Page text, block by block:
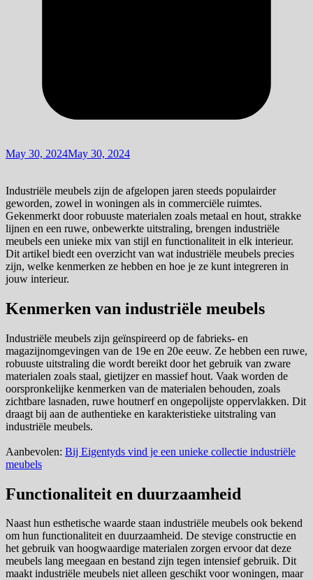
May 30, 2024May 30, 2024
Industriële meubels zijn de afgelopen jaren steeds populairder
geworden, zowel in woningen als in commerciële ruimtes.
Gekenmerkt door robuuste materialen zoals metaal en hout, strakke
lijnen en een ruwe, onbewerkte uitstraling, brengen industriële
meubels een unieke mix van stijl en functionaliteit in elk interieur.
Dit artikel biedt een overzicht van wat industriële meubels precies
zijn, welke kenmerken ze hebben en hoe je ze kunt integreren in
jouw interieur.
Kenmerken van industriële meubels
Industriële meubels zijn geïnspireerd op de fabrieks- en
magazijnomgevingen van de 19e en 20e eeuw. Ze hebben een ruwe,
robuuste uitstraling die wordt bereikt door het gebruik van zware
materialen zoals staal, gietijzer en massief hout. Vaak worden de
oorspronkelijke kenmerken van de materialen behouden, zoals
zichtbare lasnaden, ruwe houtnerf en ongepolijste oppervlakken. Dit
draagt bij aan de authentieke en karakteristieke uitstraling van
industriële meubels.
Aanbevolen: Bij Eigentyds vind je een unieke collectie industriële
meubels
Functionaliteit en duurzaamheid
Naast hun esthetische waarde staan industriële meubels ook bekend
om hun functionaliteit en duurzaamheid. De stevige constructie en
het gebruik van hoogwaardige materialen zorgen ervoor dat deze
meubels lang meegaan en bestand zijn tegen intensief gebruik. Dit
maakt industriële meubels niet alleen geschikt voor woningen, maar